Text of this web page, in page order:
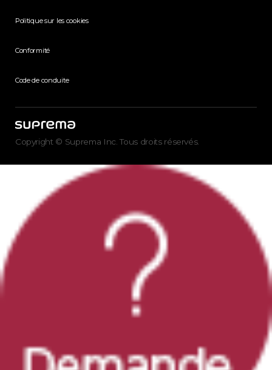
Politique sur les cookies
Conformité
Code de conduite
Copyright © Suprema Inc. Tous droits réservés.